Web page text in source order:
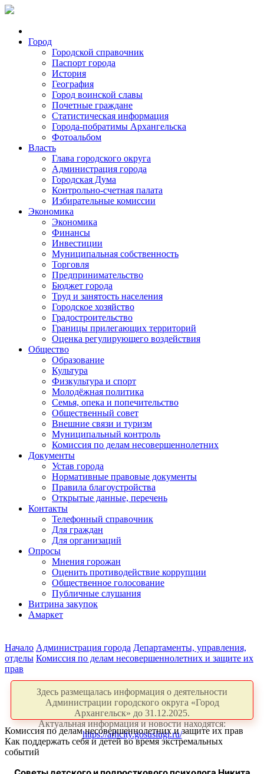
Город
Городской справочник
Паспорт города
История
География
Город воинской славы
Почетные граждане
Статистическая информация
Города-побратимы Архангельска
Фотоальбом
Власть
Глава городского округа
Администрация города
Городская Дума
Контрольно-счетная палата
Избирательные комиссии
Экономика
Экономика
Финансы
Инвестиции
Муниципальная собственность
Торговля
Предпринимательство
Бюджет города
Труд и занятость населения
Городское хозяйство
Градостроительство
Границы прилегающих территорий
Оценка регулирующего воздействия
Общество
Образование
Культура
Физкультура и спорт
Молодёжная политика
Семья, опека и попечительство
Общественный совет
Внешние связи и туризм
Муниципальный контроль
Комиссия по делам несовершеннолетних
Документы
Устав города
Нормативные правовые документы
Правила благоустройства
Открытые данные, перечень
Контакты
Телефонный справочник
Для граждан
Для организаций
Опросы
Мнения горожан
Оценить противодействие коррупции
Общественное голосование
Публичные слушания
Витрина закупок
Амаркет
Начало Администрация города Департаменты, управления,
отделы Комиссия по делам несовершеннолетних и защите их
прав
Здесь размещалась информация о деятельности
Администрации городского округа «Город
Архангельск» до 31.12.2025.
Актуальная информация и новости находятся:
https://arhcity.gosuslugi.ru/
Комиссия по делам несовершеннолетних и защите их прав
Как поддержать себя и детей во время экстремальных
событий